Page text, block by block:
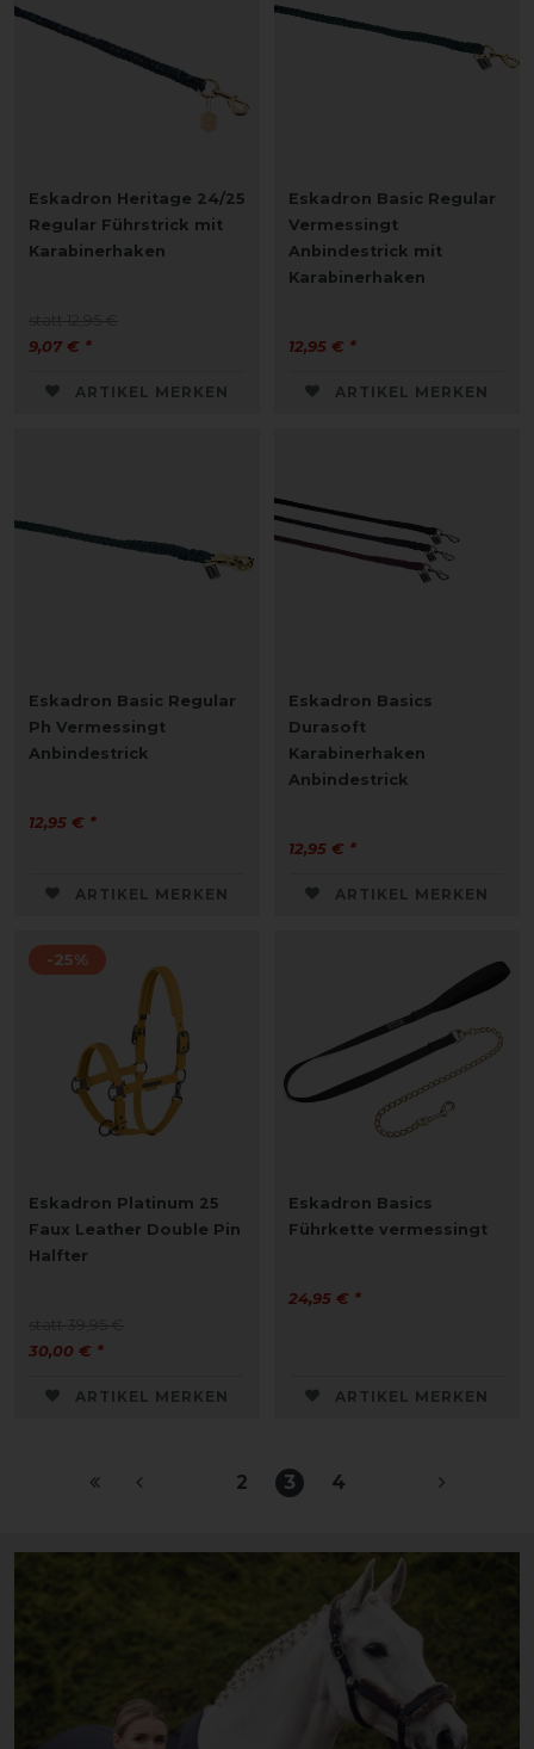
Eskadron Heritage 24/25
Regular Führstrick mit
Karabinerhaken
9,07 € *
ARTIKEL MERKEN
Eskadron Basic Regular
Vermessingt
Anbindestrick mit
Karabinerhaken
12,95 € *
ARTIKEL MERKEN
Eskadron Basic Regular
Ph Vermessingt
Anbindestrick
12,95 € *
ARTIKEL MERKEN
Eskadron Basics
Durasoft
Karabinerhaken
Anbindestrick
12,95 € *
ARTIKEL MERKEN
-25%
Eskadron Platinum 25
Faux Leather Double Pin
Halfter
30,00 € *
ARTIKEL MERKEN
Eskadron Basics
Führkette vermessingt
24,95 € *
ARTIKEL MERKEN
2 3 4